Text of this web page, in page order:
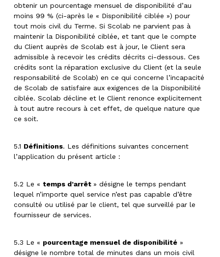
obtenir un pourcentage mensuel de disponibilité d’au
moins 99 % (ci-après le « Disponibilité ciblée ») pour
tout mois civil du Terme. Si Scolab ne parvient pas à
maintenir la Disponibilité ciblée, et tant que le compte
du Client auprès de Scolab est à jour, le Client sera
admissible à recevoir les crédits décrits ci-dessous. Ces
crédits sont la réparation exclusive du Client (et la seule
responsabilité de Scolab) en ce qui concerne l’incapacité
de Scolab de satisfaire aux exigences de la Disponibilité
ciblée. Scolab décline et le Client renonce explicitement
à tout autre recours à cet effet, de quelque nature que
ce soit.
5.1 Définitions. Les définitions suivantes concernent
l’application du présent article :
5.2 Le « temps d’arrêt » désigne le temps pendant
lequel n’importe quel service n’est pas capable d’être
consulté ou utilisé par le client, tel que surveillé par le
fournisseur de services.
5.3 Le « pourcentage mensuel de disponibilité »
désigne le nombre total de minutes dans un mois civil